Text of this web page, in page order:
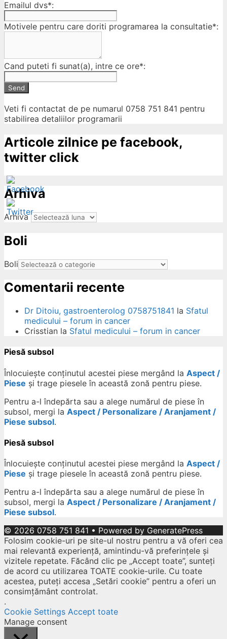
Emailul dvs*:
Motivele pentru care doriti programarea la consultatie*:
Cand puteti fi sunat(a), intre ce ore*:
Send
Veti fi contactat de pe numarul 0758 751 841 pentru
stabilirea detaliilor programarii
Articole zilnice pe facebook,
twitter click
Arhiva
Arhiva
Boli
Boli
Comentarii recente
Dr Ditoiu, gastroenterolog 0758751841 la Sfatul
medicului – forum in cancer
Crisstian la Sfatul medicului – forum in cancer
Piesă subsol
Înlocuiește conținutul acestei piese mergând la Aspect /
Piese și trage piesele în această zonă pentru piese.
Pentru a-l îndepărta sau a alege numărul de piese în
subsol, mergi la Aspect / Personalizare / Aranjament /
Piese subsol.
Piesă subsol
Înlocuiește conținutul acestei piese mergând la Aspect /
Piese și trage piesele în această zonă pentru piese.
Pentru a-l îndepărta sau a alege numărul de piese în
subsol, mergi la Aspect / Personalizare / Aranjament /
Piese subsol.
© 2026 0758 751 841 • Powered by GeneratePress
Folosim cookie-uri pe site-ul nostru pentru a vă oferi cea
mai relevantă experiență, amintindu-vă preferințele și
vizitele repetate. Făcând clic pe „Accept toate”, sunteți
de acord cu utilizarea TOATE cookie-urile. Cu toate
acestea, puteți accesa „Setări cookie” pentru a oferi un
consimțământ controlat.
.
Cookie Settings Accept toate
Manage consent